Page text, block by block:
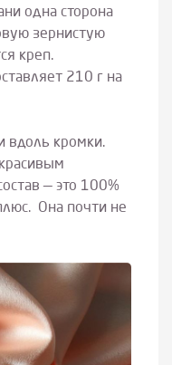
одна сторона
зернистую
креп.
210 г на
вдоль кромки.
— это 100%
Она почти не